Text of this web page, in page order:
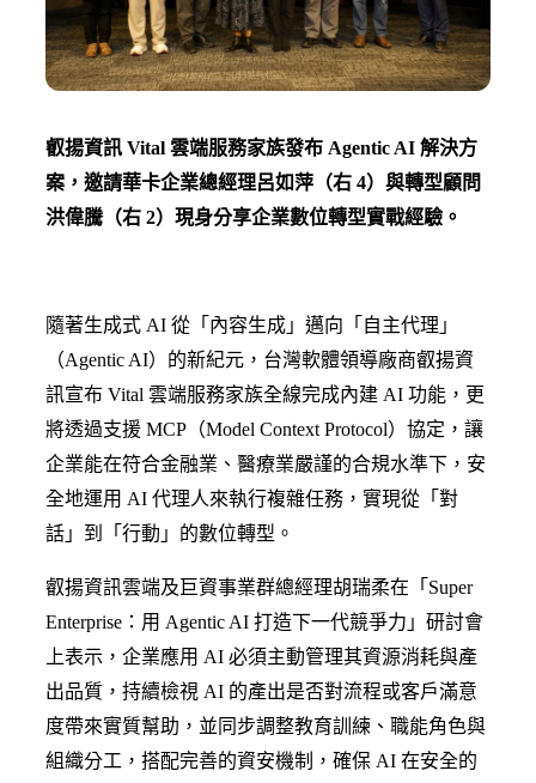
叡揚資訊 Vital 雲端服務家族發布 Agentic AI 解決方
案，邀請華卡企業總經理呂如萍（右 4）與轉型顧問
洪偉騰（右 2）現身分享企業數位轉型實戰經驗。
隨著生成式 AI 從「內容生成」邁向「自主代理」
（Agentic AI）的新紀元，台灣軟體領導廠商叡揚資
訊宣布 Vital 雲端服務家族全線完成內建 AI 功能，更
將透過支援 MCP（Model Context Protocol）協定，讓
企業能在符合金融業、醫療業嚴謹的合規水準下，安
全地運用 AI 代理人來執行複雜任務，實現從「對
話」到「行動」的數位轉型。
叡揚資訊雲端及巨資事業群總經理胡瑞柔在「Super
Enterprise：用 Agentic AI 打造下一代競爭力」研討會
上表示，企業應用 AI 必須主動管理其資源消耗與產
出品質，持續檢視 AI 的產出是否對流程或客戶滿意
度帶來實質幫助，並同步調整教育訓練、職能角色與
組織分工，搭配完善的資安機制，確保 AI 在安全的